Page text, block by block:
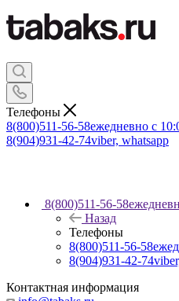
Телефоны
8(800)511-56-58ежедневно с
8(904)931-42-74viber, whatsapp
8(800)511-56-58
Назад
Телефоны
8(800)511-56-58
8(904)931-42-74
Контактная информация